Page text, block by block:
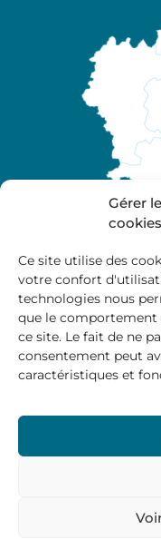
Gérer
cookies
Ce site utilise des
votre confort
technologies nous
que le comportement
ce site. Le fait de ne
consentement peut
caractéristiques et
Site officiel de la
Marche et
Mentions Légales–